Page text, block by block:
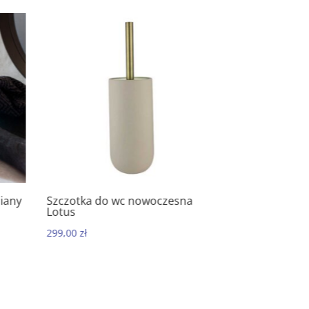
5.00
Szczotka do wc nowoczesna
Lotus
299,00zł